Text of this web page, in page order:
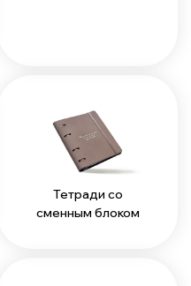
Тетради со
сменным блоком